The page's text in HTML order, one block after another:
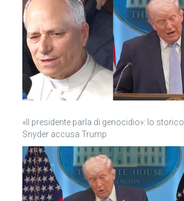
«Il presidente parla di genocidio»: lo storico
Snyder accusa Trump